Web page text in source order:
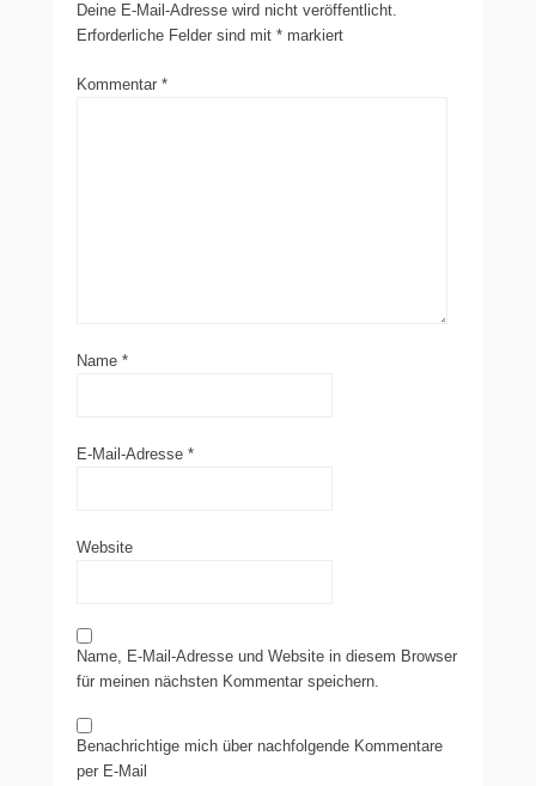
Deine E-Mail-Adresse wird nicht veröffentlicht.
Erforderliche Felder sind mit * markiert
Kommentar *
Name *
E-Mail-Adresse *
Website
Name, E-Mail-Adresse und Website in diesem Browser
für meinen nächsten Kommentar speichern.
Benachrichtige mich über nachfolgende Kommentare
per E-Mail